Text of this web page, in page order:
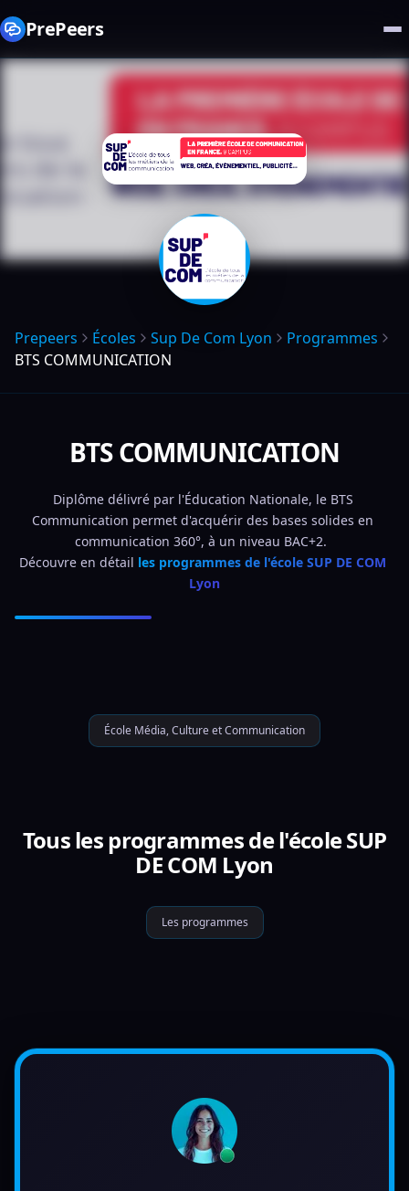
PrePeers
Prepeers Écoles Sup De Com Lyon
Programmes
BTS COMMUNICATION
BTS COMMUNICATION
Diplôme délivré par l'Éducation Nationale, le BTS
Communication permet d'acquérir des bases solides en
communication 360°, à un niveau BAC+2.
Découvre en détail les programmes de l'école SUP DE COM
Lyon
École Média, Culture et Communication
Tous les programmes de l'école SUP
DE COM Lyon
Les programmes